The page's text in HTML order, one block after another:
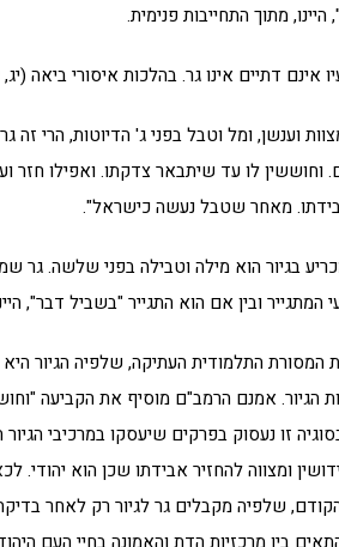
מתוך התחייבות פנימית.
דתיים אינו גר. בהלכות איסורי ביאה
וענשן, ומל וטבל בפני ג' הדיוטות, הרי זה
וחוששין לו עד שיתבאר צדקתו. ואפילו חזר
מאחר שטבל נעשה כישראל".
בגיור הוא מילה וטבילה בפני שלשה. גר
המתגייר ובין אם הוא התגייר "בשביל דבר",
התלמודית העתיקה, שלפיה הגיור היא
אמנם הרמב"ם מוסיף את הקביעה
זו נעסוק בפרקים שיעסקו במרכיבי
ומצווה להחזיר אבידתו שכן הוא יהודי.
שלפיה מקבלים גר לגיור רק לאחר